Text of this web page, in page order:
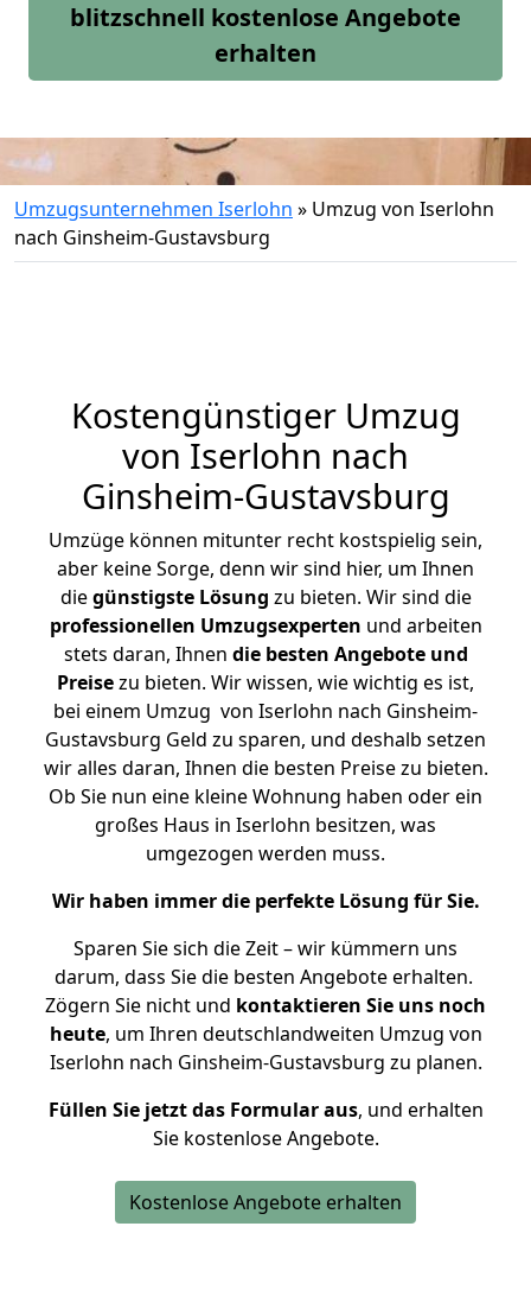
blitzschnell kostenlose Angebote
erhalten
Umzugsunternehmen Iserlohn » Umzug von Iserlohn
nach Ginsheim-Gustavsburg
Kostengünstiger Umzug
von Iserlohn nach
Ginsheim-Gustavsburg
Umzüge können mitunter recht kostspielig sein,
aber keine Sorge, denn wir sind hier, um Ihnen
diegünstigste Lösung zu bieten. Wir sind die
professionellen Umzugsexperten und arbeiten
stets daran, Ihnen die besten Angebote und
Preisezu bieten. Wir wissen, wie wichtig es ist,
bei einem Umzug von Iserlohn nach Ginsheim-
Gustavsburg Geld zu sparen, und deshalb setzen
wir alles daran, Ihnen die besten Preise zu bieten.
Ob Sie nun eine kleine Wohnung haben oder ein
großes Haus in Iserlohn besitzen, was
umgezogen werden muss.
Wir haben immer die perfekte Lösung für Sie.
Sparen Sie sich die Zeit – wir kümmern uns
darum, dass Sie die besten Angebote erhalten.
Zögern Sie nicht und kontaktieren Sie uns noch
heute, um Ihren deutschlandweiten Umzug von
Iserlohn nach Ginsheim-Gustavsburg zu planen.
Füllen Sie jetzt das Formular aus, und erhalten
Sie kostenlose Angebote.
Kostenlose Angebote erhalten